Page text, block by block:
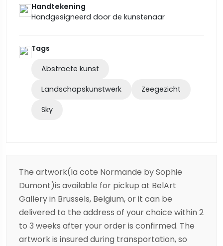
Handtekening
Handgesigneerd door de kunstenaar
Tags
Abstracte kunst
Landschapskunstwerk Zeegezicht
Sky
The artwork(la cote Normande by Sophie
Dumont)is available for pickup at BelArt
Gallery in Brussels, Belgium, or it can be
delivered to the address of your choice within 2
to 3 weeks after your order is confirmed. The
artwork is insured during transportation, so